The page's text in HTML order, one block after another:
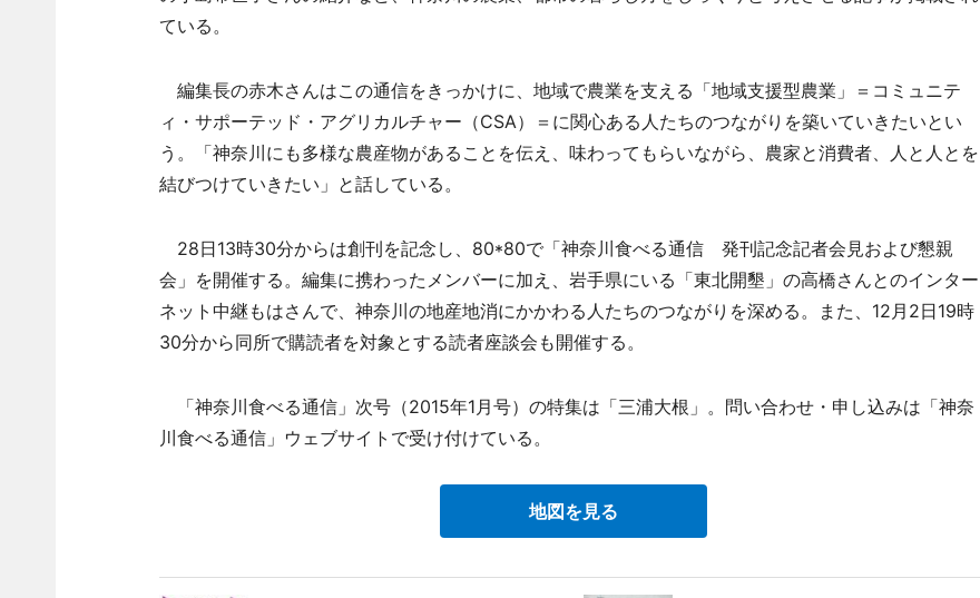
ている。
編集長の赤木さんはこの通信をきっかけに、地域で農業を支える「地域支援型農業」＝コミュニテ
ィ・サポーテッド・アグリカルチャー（CSA）＝に関心ある人たちのつながりを築いていきたいとい
う。「神奈川にも多様な農産物があることを伝え、味わってもらいながら、農家と消費者、人と人とを
結びつけていきたい」と話している。
28日13時30分からは創刊を記念し、80*80で「神奈川食べる通信 発刊記念記者会見および懇親
会」を開催する。編集に携わったメンバーに加え、岩手県にいる「東北開墾」の高橋さんとのインター
ネット中継もはさんで、神奈川の地産地消にかかわる人たちのつながりを深める。また、12月2日19時
30分から同所で購読者を対象とする読者座談会も開催する。
「神奈川食べる通信」次号（2015年1月号）の特集は「三浦大根」。問い合わせ・申し込みは「神奈
川食べる通信」ウェブサイトで受け付けている。
地図を見る